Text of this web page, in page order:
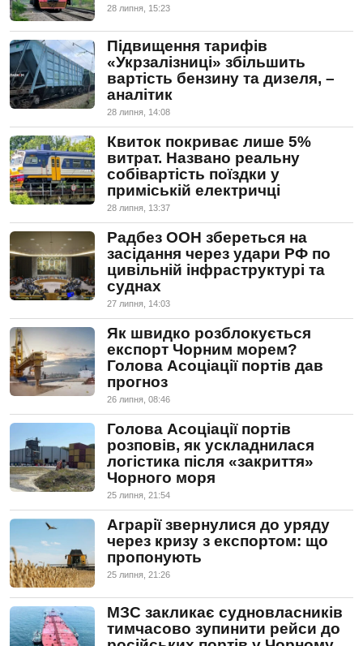
28 липня, 15:23
Підвищення тарифів
«Укрзалізниці» збільшить
вартість бензину та дизеля, –
аналітик
28 липня, 14:08
Квиток покриває лише 5%
витрат. Названо реальну
собівартість поїздки у
приміській електричці
28 липня, 13:37
Радбез ООН збереться на
засідання через удари РФ по
цивільній інфраструктурі та
суднах
27 липня, 14:03
Як швидко розблокується
експорт Чорним морем?
Голова Асоціації портів дав
прогноз
26 липня, 08:46
Голова Асоціації портів
розповів, як ускладнилася
логістика після «закриття»
Чорного моря
25 липня, 21:54
Аграрії звернулися до уряду
через кризу з експортом: що
пропонують
25 липня, 21:26
МЗС закликає судновласників
тимчасово зупинити рейси до